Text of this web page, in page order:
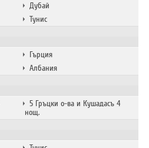
Дубай
Тунис
Гърция
Албания
5 Гръцки о-ва и Кушадасъ 4
нощ.